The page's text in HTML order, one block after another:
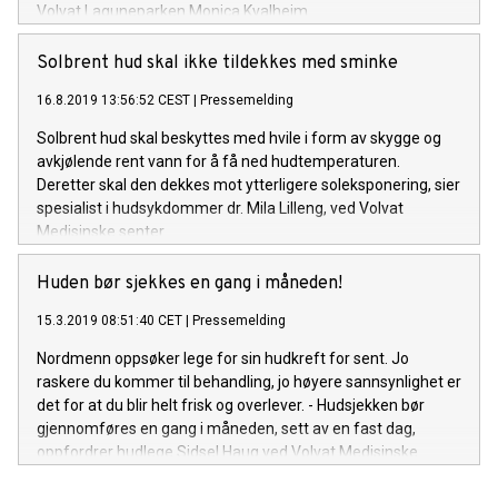
Volvat Laguneparken Monica Kvalheim.
Solbrent hud skal ikke tildekkes med sminke
16.8.2019 13:56:52 CEST | Pressemelding
Solbrent hud skal beskyttes med hvile i form av skygge og
avkjølende rent vann for å få ned hudtemperaturen.
Deretter skal den dekkes mot ytterligere soleksponering, sier
spesialist i hudsykdommer dr. Mila Lilleng, ved Volvat
Medisinske senter.
Huden bør sjekkes en gang i måneden!
15.3.2019 08:51:40 CET | Pressemelding
Nordmenn oppsøker lege for sin hudkreft for sent. Jo
raskere du kommer til behandling, jo høyere sannsynlighet er
det for at du blir helt frisk og overlever. - Hudsjekken bør
gjennomføres en gang i måneden, sett av en fast dag,
oppfordrer hudlege Sidsel Haug ved Volvat Medisinske